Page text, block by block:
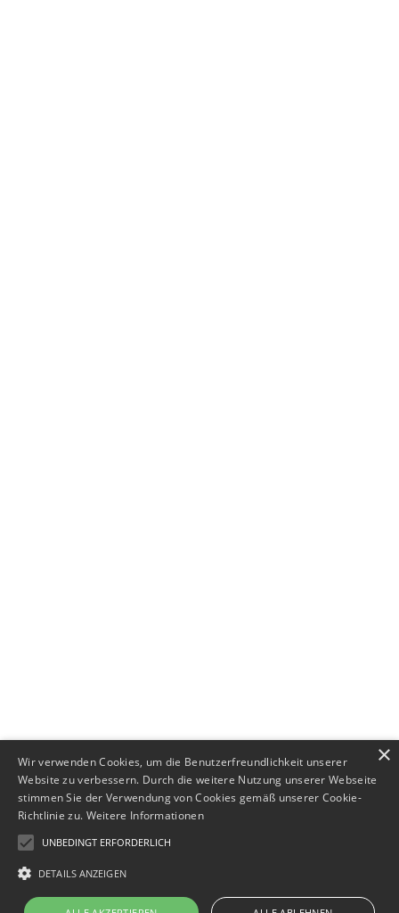
Impressum
×
Wir verwenden Cookies, um die Benutzerfreundlichkeit unserer
Website zu verbessern. Durch die weitere Nutzung unserer Webseite
stimmen Sie der Verwendung von Cookies gemäß unserer Cookie-
Richtlinie zu. Weitere Informationen
UNBEDINGT ERFORDERLICH
DETAILS ANZEIGEN